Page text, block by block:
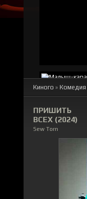
Киного » Комедия
ПРИШИТЬ
ВСЕХ (2024)
Sew Torn